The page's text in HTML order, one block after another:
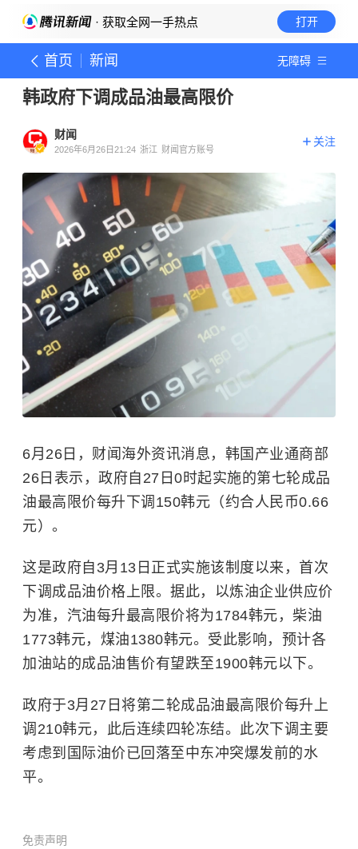
· 获取全网一手热点 打开
首页 新闻 无障碍
韩政府下调成品油最高限价
财闻
2026年6月26日21:24 浙江 财闻官方账号
关注
6月26日，财闻海外资讯消息，韩国产业通商部
26日表示，政府自27日0时起实施的第七轮成品
油最高限价每升下调150韩元（约合人民币0.66
元）。
这是政府自3月13日正式实施该制度以来，首次
下调成品油价格上限。据此，以炼油企业供应价
为准，汽油每升最高限价将为1784韩元，柴油
1773韩元，煤油1380韩元。受此影响，预计各
加油站的成品油售价有望跌至1900韩元以下。
政府于3月27日将第二轮成品油最高限价每升上
调210韩元，此后连续四轮冻结。此次下调主要
考虑到国际油价已回落至中东冲突爆发前的水
平。
免责声明